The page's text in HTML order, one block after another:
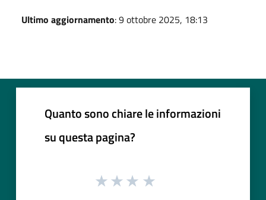
Ultimo aggiornamento: 9 ottobre 2025, 18:13
Quanto sono chiare le informazioni
su questa pagina?